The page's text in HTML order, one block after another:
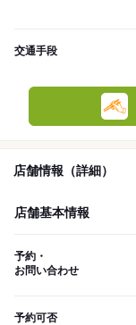
交通手段
店舗情報（詳細）
店舗基本情報
予約・
お問い合わせ
予約可否